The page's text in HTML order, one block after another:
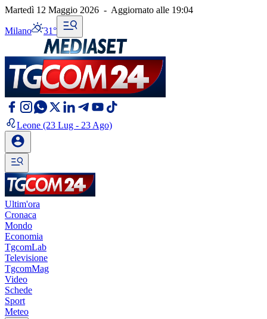
Martedì 12 Maggio 2026 - Aggiornato alle 19:04
Milano 31°
Leone (23 Lug - 23 Ago)
Ultim'ora
Cronaca
Mondo
Economia
TgcomLab
Televisione
TgcomMag
Video
Schede
Sport
Meteo